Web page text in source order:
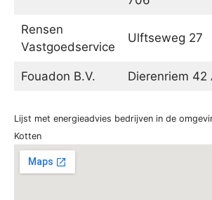
Rensen
Vastgoedservice
Ulftseweg 27
Fouadon B.V. Dierenriem 42
Lijst met energieadvies bedrijven in de
Kotten